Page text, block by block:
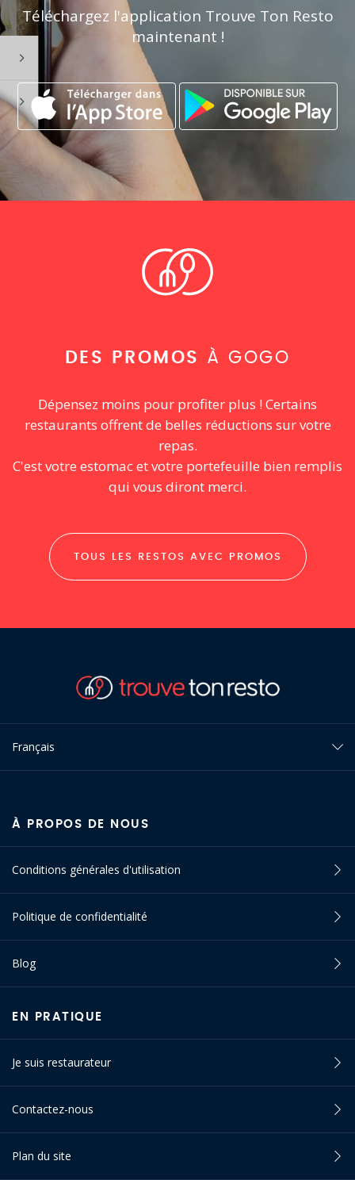
Téléchargez l'application Trouve Ton Resto
maintenant !
DES PROMOS À GOGO
Dépensez moins pour profiter plus ! Certains
restaurants offrent de belles réductions sur votre
repas.
C'est votre estomac et votre portefeuille bien remplis
qui vous diront merci.
TOUS LES RESTOS AVEC PROMOS
Français
À PROPOS DE NOUS
Conditions générales d'utilisation
Politique de confidentialité
Blog
EN PRATIQUE
Je suis restaurateur
Contactez-nous
Plan du site